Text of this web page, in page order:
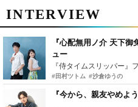
INTERVIEW
『心配無用ノ介 天下
ュー
#田村ツトム #沙倉ゆうの
『今から、親友やめよ